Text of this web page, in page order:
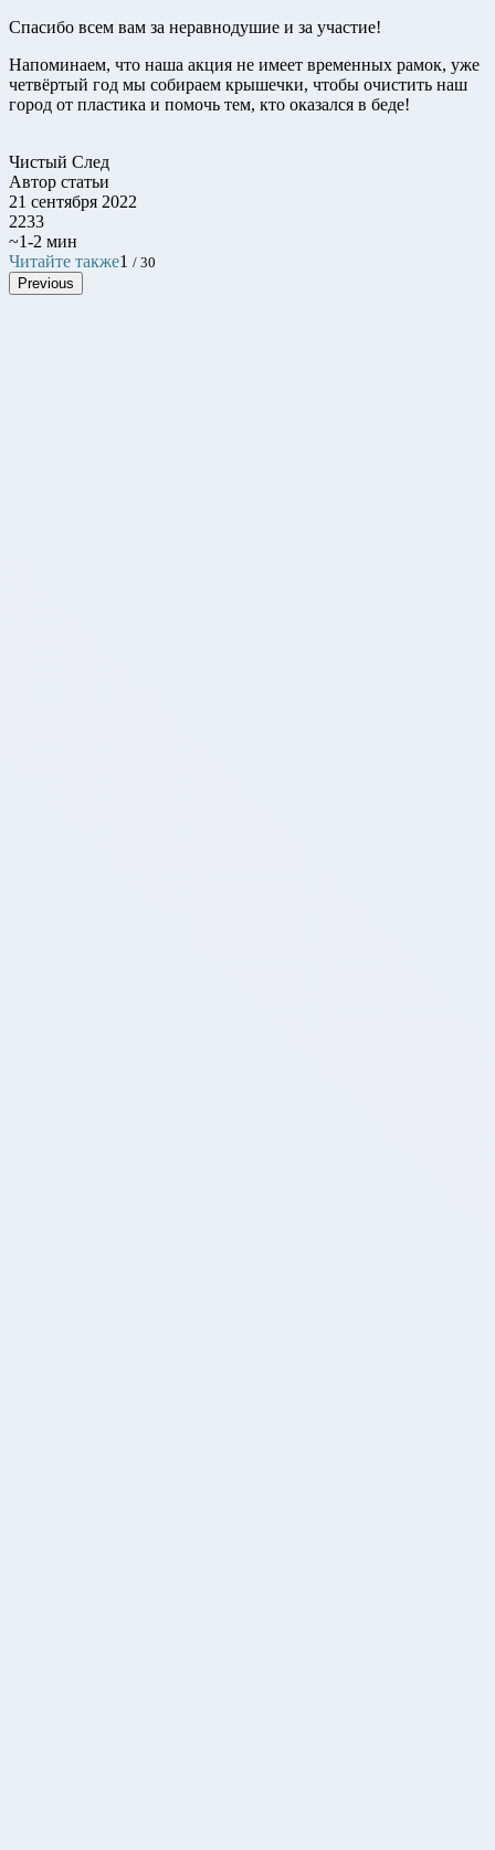
Спасибо всем вам за неравнодушие и за участие!
Напоминаем, что наша акция не имеет временных рамок, уже
четвёртый год мы собираем крышечки, чтобы очистить наш
город от пластика и помочь тем, кто оказался в беде!
Чистый След
Автор статьи
21 сентября 2022
2233
~1-2 мин
Читайте также1 / 30
Previous